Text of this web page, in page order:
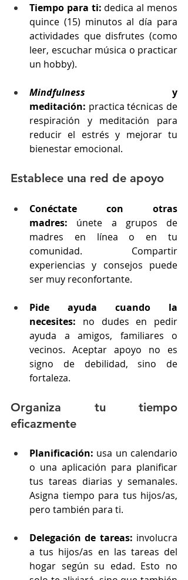
Tiempo para ti: dedica al menos
quince (15) minutos al día para
actividades que disfrutes (como
leer, escuchar música o practicar
un hobby).
Mindfulness y
meditación: practica técnicas de
respiración y meditación para
reducir el estrés y mejorar tu
bienestar emocional.
Establece una red de apoyo
Conéctate con otras
madres: únete a grupos de
madres en línea o en tu
comunidad. Compartir
experiencias y consejos puede
ser muy reconfortante.
Pide ayuda cuando la
necesites: no dudes en pedir
ayuda a amigos, familiares o
vecinos. Aceptar apoyo no es
signo de debilidad, sino de
fortaleza.
Organiza tu tiempo
eficazmente
Planificación: usa un calendario
o una aplicación para planificar
tus tareas diarias y semanales.
Asigna tiempo para tus hijos/as,
pero también para ti.
Delegación de tareas: involucra
a tus hijos/as en las tareas del
hogar según su edad. Esto no